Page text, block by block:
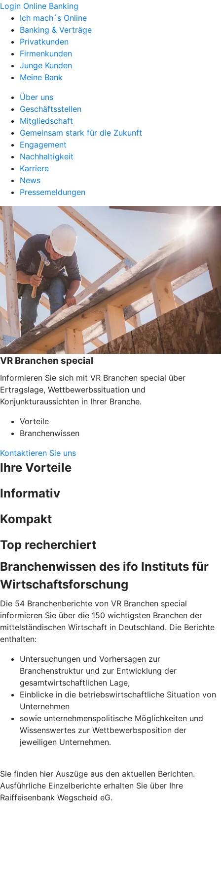
Login Online Banking
Ich mach´s Online
Banking & Verträge
Privatkunden
Firmenkunden
Junge Kunden
Meine Bank
Über uns
Geschäftsstellen
Mitgliedschaft
Gemeinsam stark für die Zukunft
Engagement
Nachhaltigkeit
Karriere
News
Pressemeldungen
VR Branchen special
Informieren Sie sich mit VR Branchen special über
Ertragslage, Wettbewerbssituation und
Konjunkturaussichten in Ihrer Branche.
Vorteile
Branchenwissen
Kontaktieren Sie uns
Ihre Vorteile
Informativ
Kompakt
Top recherchiert
Branchenwissen des ifo Instituts für
Wirtschaftsforschung
Die 54 Branchenberichte von VR Branchen special
informieren Sie über die 150 wichtigsten Branchen der
mittelständischen Wirtschaft in Deutschland. Die Berichte
enthalten:
Untersuchungen und Vorhersagen zur
Branchenstruktur und zur Entwicklung der
gesamtwirtschaftlichen Lage,
Einblicke in die betriebswirtschaftliche Situation von
Unternehmen
sowie unternehmenspolitische Möglichkeiten und
Wissenswertes zur Wettbewerbsposition der
jeweiligen Unternehmen.
Sie finden hier Auszüge aus den aktuellen Berichten.
Ausführliche Einzelberichte erhalten Sie über Ihre
Raiffeisenbank Wegscheid eG.